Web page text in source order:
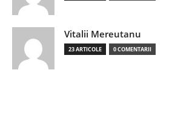
Vitalii Mereutanu
23 ARTICOLE 0 COMENTARII